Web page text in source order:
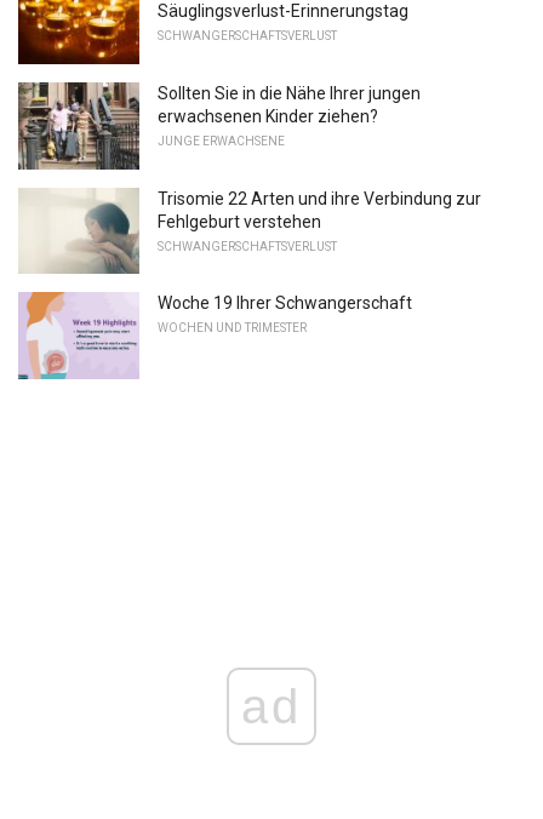
Säuglingsverlust-Erinnerungstag
SCHWANGERSCHAFTSVERLUST
Sollten Sie in die Nähe Ihrer jungen
erwachsenen Kinder ziehen?
JUNGE ERWACHSENE
Trisomie 22 Arten und ihre Verbindung zur
Fehlgeburt verstehen
SCHWANGERSCHAFTSVERLUST
Woche 19 Ihrer Schwangerschaft
WOCHEN UND TRIMESTER
ad